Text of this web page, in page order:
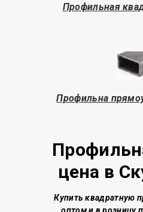
Профильная
Профильна
цена в
Купить квадратную